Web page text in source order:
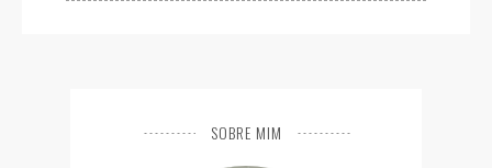
SOBRE MIM